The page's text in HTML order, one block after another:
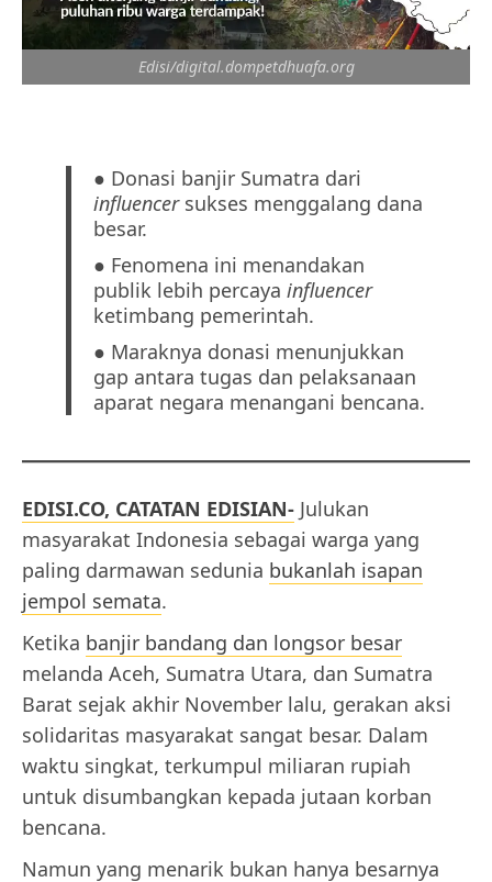
Edisi/digital.dompetdhuafa.org
● Donasi banjir Sumatra dari
influencersukses menggalang dana
besar.
● Fenomena ini menandakan
publik lebih percayainfluencer
ketimbang pemerintah.
● Maraknya donasi menunjukkan
gap antara tugas dan pelaksanaan
aparat negara menangani bencana.
EDISI.CO, CATATAN EDISIAN- Julukan
masyarakat Indonesia sebagai warga yang
paling darmawan sedunia bukanlah isapan
jempol semata.
Ketika banjir bandang dan longsor besar
melanda Aceh, Sumatra Utara, dan Sumatra
Barat sejak akhir November lalu, gerakan aksi
solidaritas masyarakat sangat besar. Dalam
waktu singkat, terkumpul miliaran rupiah
untuk disumbangkan kepada jutaan korban
bencana.
Namun yang menarik bukan hanya besarnya